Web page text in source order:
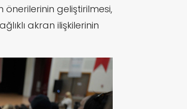
önerilerinin geliştirilmesi,
akran ilişkilerinin